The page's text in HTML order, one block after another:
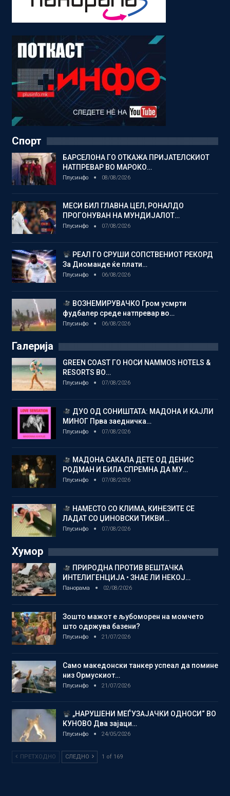
Спорт
БАРСЕЛОНА ГО ОТКАЖА ПРИЈАТЕЛСКИОТ
НАТПРЕВАР ВО МАРОКО…
Плусинфо 08/08/2026
МЕСИ БИЛ ГЛАВНА ЦЕЛ, РОНАЛДО
ПРОГОНУВАН НА МУНДИЈАЛОТ…
Плусинфо 07/08/2026
РЕАЛ ГО СРУШИ СОПСТВЕНИОТ РЕКОРД
За Диоманде ќе плати…
Плусинфо 06/08/2026
ВОЗНЕМИРУВАЧКО Гром усмрти
фудбалер среде натпревар во…
Плусинфо 06/08/2026
Галерија
GREEN COAST ГО НОСИ NAMMOS HOTELS &
RESORTS ВО…
Плусинфо 07/08/2026
ДУО ОД СОНИШТАТА: МАДОНА И КАЈЛИ
МИНОГ Прва заедничка…
Плусинфо 07/08/2026
МАДОНА САКАЛА ДЕТЕ ОД ДЕНИС
РОДМАН И БИЛА СПРЕМНА ДА МУ…
Плусинфо 07/08/2026
НАМЕСТО СО КЛИМА, КИНЕЗИТЕ СЕ
ЛАДАТ СО ЏИНОВСКИ ТИКВИ…
Плусинфо 07/08/2026
Хумор
ПРИРОДНА ПРОТИВ ВЕШТАЧКА
ИНТЕЛИГЕНЦИЈА • ЗНАЕ ЛИ НЕКОЈ…
Панорама 02/08/2026
Зошто мажот е љубоморен на момчето
што одржува базени?
Плусинфо 21/07/2026
Само македонски танкер успеал да помине
низ Ормускиот…
Плусинфо 21/07/2026
„НАРУШЕНИ МЕЃУЗАЈАЧКИ ОДНОСИ“ ВО
КУНОВО Два зајаци…
Плусинфо 24/05/2026
ПРЕТХОДНО СЛЕДНО 1 of 169